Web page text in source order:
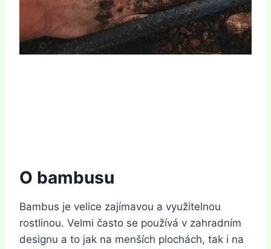
O bambusu
Bambus je velice zajímavou a využitelnou
rostlinou. Velmi často se používá v zahradním
designu a to jak na menších plochách, tak i na